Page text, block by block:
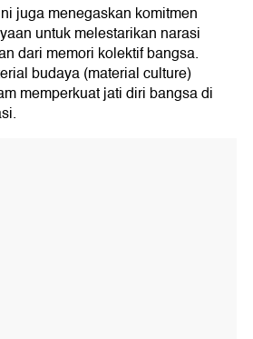
juga menegaskan komitmen
untuk melestarikan narasi
dari memori kolektif bangsa.
budaya (material culture)
memperkuat jati diri bangsa di